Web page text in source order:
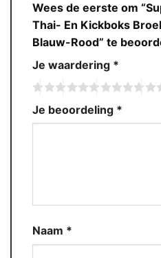
Wees de eerste om
Thai- En Kickboks
Blauw-Rood” te
Je waardering *
Je beoordeling *
Naam *